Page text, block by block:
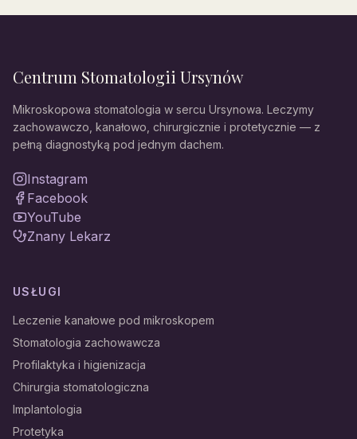
Centrum Stomatologii Ursynów
Mikroskopowa stomatologia w sercu Ursynowa. Leczymy
zachowawczo, kanałowo, chirurgicznie i protetycznie — z
pełną diagnostyką pod jednym dachem.
Instagram
Facebook
YouTube
Znany Lekarz
USŁUGI
Leczenie kanałowe pod mikroskopem
Stomatologia zachowawcza
Profilaktyka i higienizacja
Chirurgia stomatologiczna
Implantologia
Protetyka